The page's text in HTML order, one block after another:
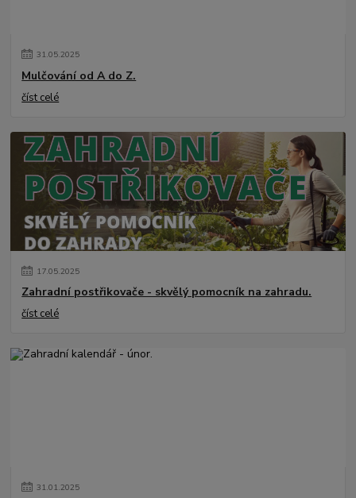
31.05.2025
Mulčování od A do Z.
číst celé
17.05.2025
Zahradní postřikovače - skvělý pomocník na zahradu.
číst celé
31.01.2025